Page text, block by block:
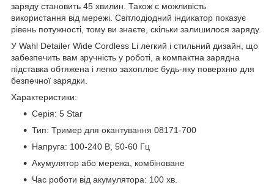
заряду становить 45 хвилин. Також є можливість
використання від мережі. Світлодіодний індикатор показує
рівень потужності, тому ви знаєте, скільки залишилося заряду.
У Wahl Detailer Wide Cordless Li легкий і стильний дизайн, що
забезпечить вам зручність у роботі, а компактна зарядна
підставка обтяжена і легко захоплює будь-яку поверхню для
безпечної зарядки.
Характеристики:
Серія: 5 Star
Тип: Тример для окантування 08171-700
Напруга: 100-240 В, 50-60 Гц
Акумулятор або мережа, комбіноване
Час роботи від акумулятора: 100 хв.